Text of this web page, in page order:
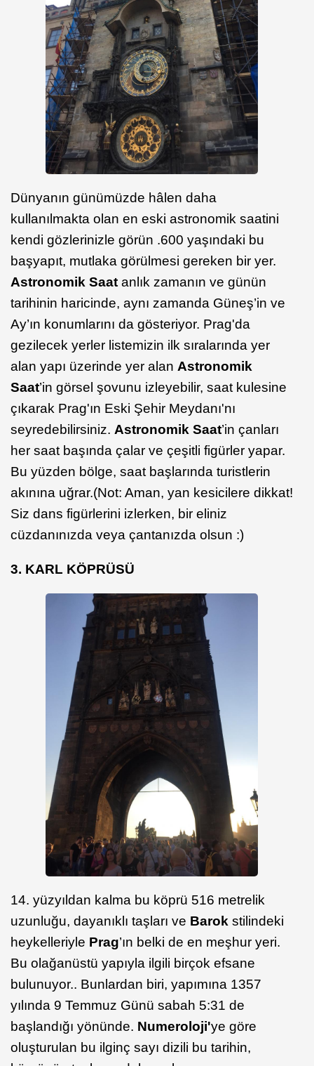
Dünyanın günümüzde hâlen daha
kullanılmakta olan en eski astronomik saatini
kendi gözlerinizle görün .600 yaşındaki bu
başyapıt, mutlaka görülmesi gereken bir yer.
Astronomik Saat anlık zamanın ve günün
tarihinin haricinde, aynı zamanda Güneş’in ve
Ay’ın konumlarını da gösteriyor. Prag'da
gezilecek yerler listemizin ilk sıralarında yer
alan yapı üzerinde yer alan Astronomik
Saat’in görsel şovunu izleyebilir, saat kulesine
çıkarak Prag'ın Eski Şehir Meydanı'nı
seyredebilirsiniz. Astronomik Saat’in çanları
her saat başında çalar ve çeşitli figürler yapar.
Bu yüzden bölge, saat başlarında turistlerin
akınına uğrar.(Not: Aman, yan kesicilere dikkat!
Siz dans figürlerini izlerken, bir eliniz
cüzdanınızda veya çantanızda olsun :)
3. KARL KÖPRÜSÜ
14. yüzyıldan kalma bu köprü 516 metrelik
uzunluğu, dayanıklı taşları ve Barok stilindeki
heykelleriyle Prag’ın belki de en meşhur yeri.
Bu olağanüstü yapıyla ilgili birçok efsane
bulunuyor.. Bunlardan biri, yapımına 1357
yılında 9 Temmuz Günü sabah 5:31 de
başlandığı yönünde. Numeroloji'ye göre
oluşturulan bu ilginç sayı dizili bu tarihin,